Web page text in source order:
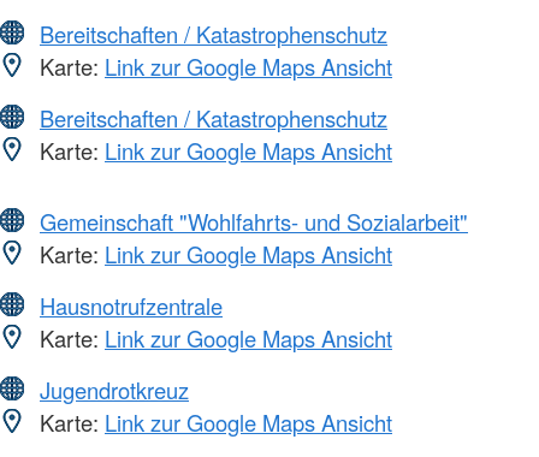
Bereitschaften / Katastrophenschutz
Karte: Link zur Google Maps Ansicht
Bereitschaften / Katastrophenschutz
Karte: Link zur Google Maps Ansicht
Gemeinschaft "Wohlfahrts- und Sozialarbeit"
Karte: Link zur Google Maps Ansicht
Hausnotrufzentrale
Karte: Link zur Google Maps Ansicht
Jugendrotkreuz
Karte: Link zur Google Maps Ansicht